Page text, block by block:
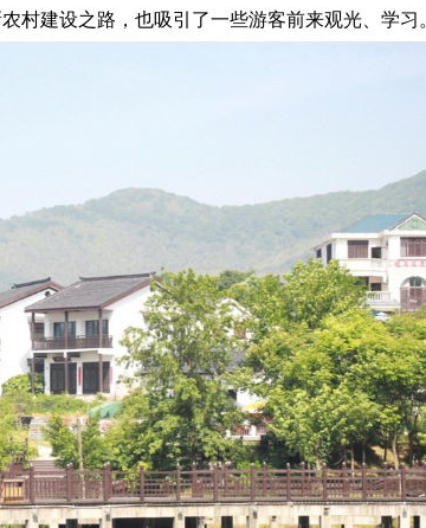
建设之路，也吸引了一些游客前来观光、学习。